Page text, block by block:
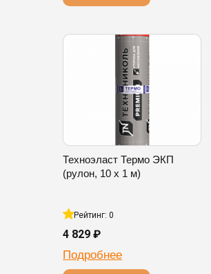
Техноэласт Термо ЭКП
(рулон, 10 x 1 м)
Рейтинг: 0
4 829 ₽
Подробнее